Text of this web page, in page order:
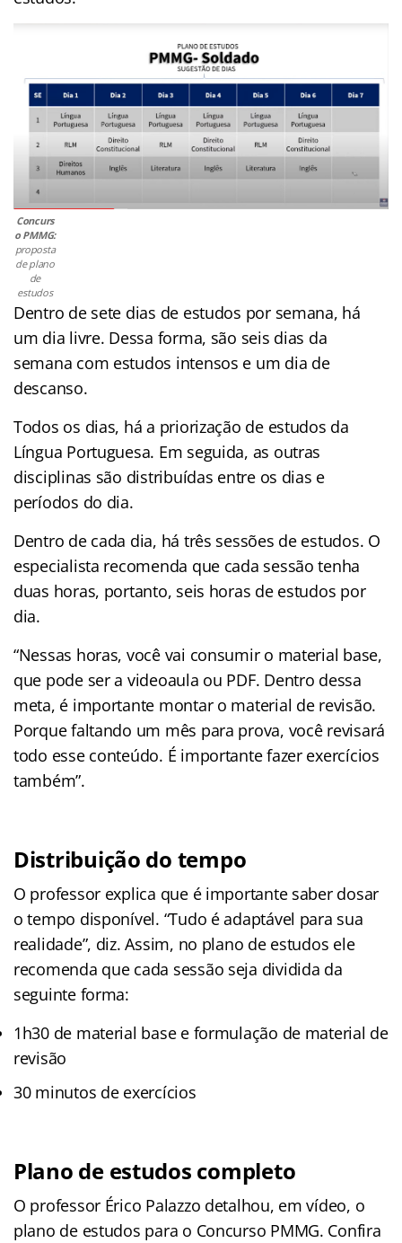
Concurs
o PMMG:
proposta
de plano
de
estudos
Dentro de sete dias de estudos por semana, há
um dia livre. Dessa forma, são seis dias da
semana com estudos intensos e um dia de
descanso.
Todos os dias, há a priorização de estudos da
Língua Portuguesa. Em seguida, as outras
disciplinas são distribuídas entre os dias e
períodos do dia.
Dentro de cada dia, há três sessões de estudos. O
especialista recomenda que cada sessão tenha
duas horas, portanto, seis horas de estudos por
dia.
“Nessas horas, você vai consumir o material base,
que pode ser a videoaula ou PDF. Dentro dessa
meta, é importante montar o material de revisão.
Porque faltando um mês para prova, você revisará
todo esse conteúdo. É importante fazer exercícios
também”.
Distribuição do tempo
O professor explica que é importante saber dosar
o tempo disponível. “Tudo é adaptável para sua
realidade”, diz. Assim, no plano de estudos ele
recomenda que cada sessão seja dividida da
seguinte forma:
1h30 de material base e formulação de material de
revisão
30 minutos de exercícios
Plano de estudos completo
O professor Érico Palazzo detalhou, em vídeo, o
plano de estudos para o Concurso PMMG. Confira